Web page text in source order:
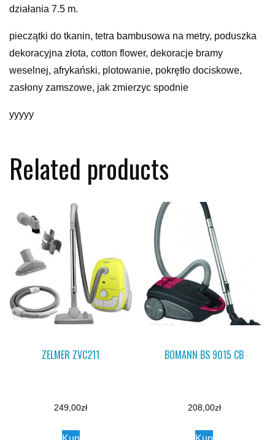
działania 7.5 m.
pieczątki do tkanin, tetra bambusowa na metry, poduszka
dekoracyjna złota, cotton flower, dekoracje bramy
weselnej, afrykański, plotowanie, pokrętło dociskowe,
zasłony zamszowe, jak zmierzyc spodnie
yyyyy
Related products
ZELMER ZVC211
249,00zł
BOMANN BS 9015 CB
208,00zł